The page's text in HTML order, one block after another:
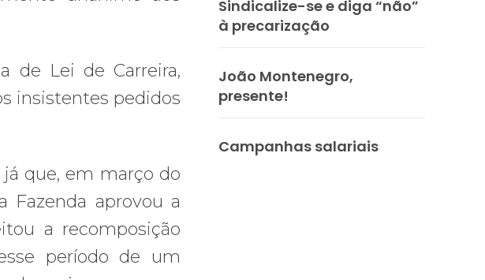
de Lei de Carreira,
insistentes pedidos
que, em março do
Fazenda aprovou a
a recomposição
período de um
Sindicalize-se e diga “não”
à precarização
João Montenegro,
presente!
Campanhas salariais